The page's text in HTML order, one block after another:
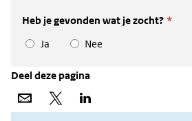
Heb je gevonden wat je zocht? *
Ja
Nee
Deel deze pagina
Deel
e-
Deel
X
LinkedIn